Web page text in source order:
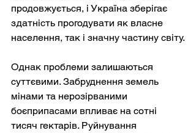
продовжується, і Україна зберігає
здатність прогодувати як власне
населення, так і значну частину світу.
Однак проблеми залишаються
суттєвими. Забруднення земель
мінами та нерозірваними
боєприпасами впливає на сотні
тисяч гектарів. Руйнування